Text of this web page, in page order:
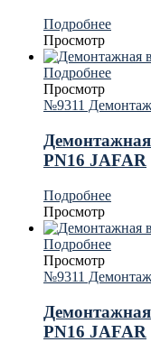
Подробнее
Просмотр
Подробнее
Просмотр
№9311
PN16 JAFAR
Подробнее
Просмотр
Подробнее
Просмотр
№9311
PN16 JAFAR